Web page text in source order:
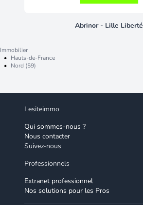
Abrinor - Lille Liberté
Immobilier
• Hauts-de-France
• Nord (59)
Lesiteimmo
Qui sommes-nous ?
Nous contacter
Suivez-nous
Professionnels
Extranet professionnel
Nos solutions pour les Pros